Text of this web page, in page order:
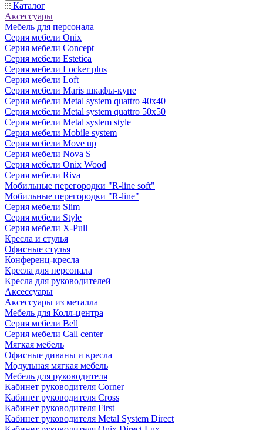
Каталог
Аксессуары
Мебель для персонала
Серия мебели Onix
Серия мебели Concept
Серия мебели Estetica
Серия мебели Locker plus
Серия мебели Loft
Серия мебели Maris шкафы-купе
Серия мебели Metal system quattro 40x40
Серия мебели Metal system quattro 50x50
Серия мебели Metal system style
Серия мебели Mobile system
Серия мебели Move up
Серия мебели Nova S
Серия мебели Onix Wood
Серия мебели Riva
Мобильные перегородки "R-line soft"
Мобильные перегородки "R-line"
Серия мебели Slim
Серия мебели Style
Серия мебели X-Pull
Кресла и стулья
Офисные стулья
Конференц-кресла
Кресла для персонала
Кресла для руководителей
Аксессуары
Аксессуары из металла
Мебель для Колл-центра
Серия мебели Bell
Серия мебели Call center
Мягкая мебель
Офисные диваны и кресла
Модульная мягкая мебель
Мебель для руководителя
Кабинет руководителя Corner
Кабинет руководителя Cross
Кабинет руководителя First
Кабинет руководителя Metal System Direct